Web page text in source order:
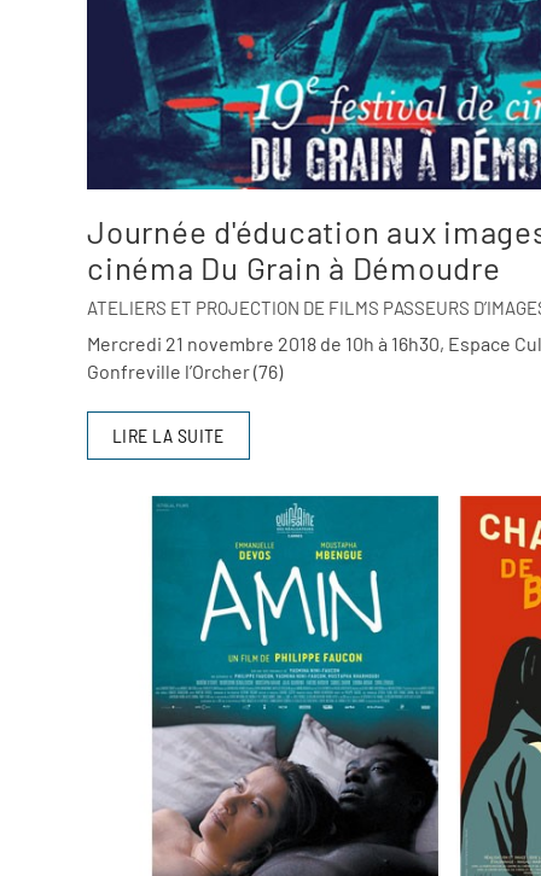
Journée d'éducation aux
cinéma Du Grain à Démoudre
ATELIERS ET PROJECTION DE FILMS PASSEURS
Mercredi 21 novembre 2018 de 10h à 16h30, Espace
Gonfreville l’Orcher (76)
LIRE LA SUITE